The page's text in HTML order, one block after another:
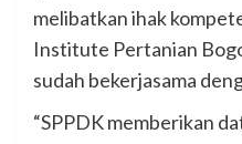
melibatkan ihak
Institute Pertanian
sudah bekerjasama
“SPPDK memberikan